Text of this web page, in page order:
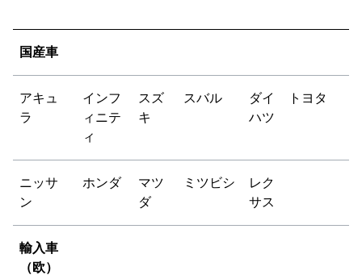
国産車
アキュ
ラ
インフ
ィニテ
ィ
スズ
キ
スバル
ダイ
ハツ
トヨタ
ニッサ
ン
ホンダ
マツ
ダ
ミツビシ
レク
サス
輸入車
（欧）